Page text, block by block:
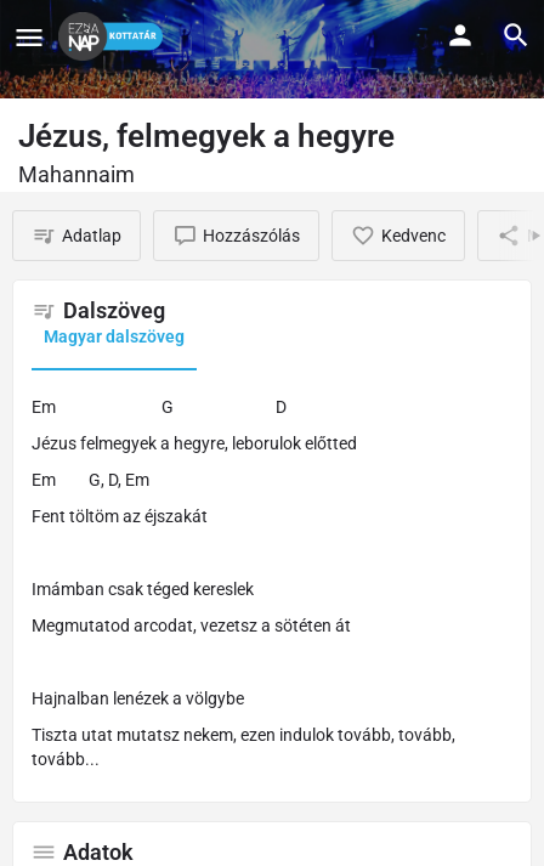
Jézus, felmegyek a hegyre
Mahannaim
Adatlap Hozzászólás Kedvenc
Dalszöveg
Magyar dalszöveg
Em G D
Jézus felmegyek a hegyre, leborulok előtted
Em G, D, Em
Fent töltöm az éjszakát
Imámban csak téged kereslek
Megmutatod arcodat, vezetsz a sötéten át
Hajnalban lenézek a völgybe
Tiszta utat mutatsz nekem, ezen indulok tovább, tovább,
tovább...
Adatok